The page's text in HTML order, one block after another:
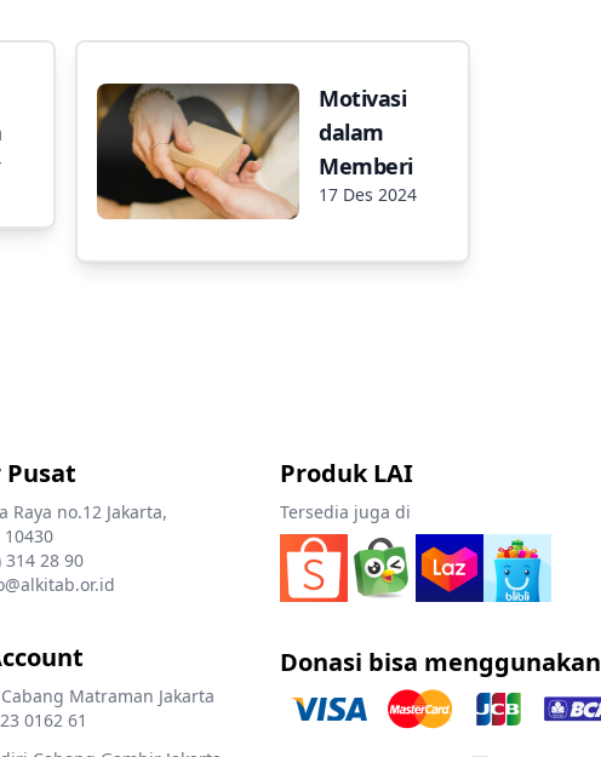
Motivasi
dalam
Memberi
17 Des 2024
Raya no.12 Jakarta,
314 28 90
Cabang Matraman Jakarta
0162 61
Produk LAI
Tersedia juga di
Donasi bisa menggunakan